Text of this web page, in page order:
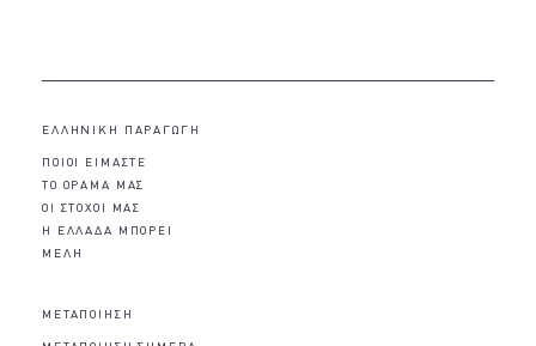
ΕΛΛΗΝΙΚΗ ΠΑΡΑΓΩΓΗ
ΠΟΙΟΙ ΕΙΜΑΣΤΕ
ΤΟ ΟΡΑΜΑ ΜΑΣ
ΟΙ ΣΤΟΧΟΙ ΜΑΣ
Η ΕΛΛΑΔΑ ΜΠΟΡΕΙ
ΜΕΛΗ
ΜΕΤΑΠΟΙΗΣΗ